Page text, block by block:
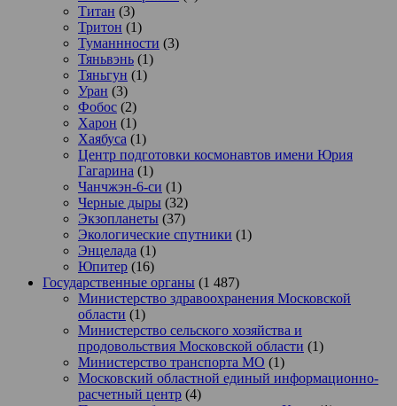
Титан (3)
Тритон (1)
Туманнности (3)
Тяньвэнь (1)
Тяньгун (1)
Уран (3)
Фобос (2)
Харон (1)
Хаябуса (1)
Центр подготовки космонавтов имени Юрия
Гагарина (1)
Чанчжэн-6-си (1)
Черные дыры (32)
Экзопланеты (37)
Экологические спутники (1)
Энцелада (1)
Юпитер (16)
Государственные органы (1 487)
Министерство здравоохранения Московской
области (1)
Министерство сельского хозяйства и
продовольствия Московской области (1)
Министерство транспорта МО (1)
Московский областной единый информационно-
расчетный центр (4)